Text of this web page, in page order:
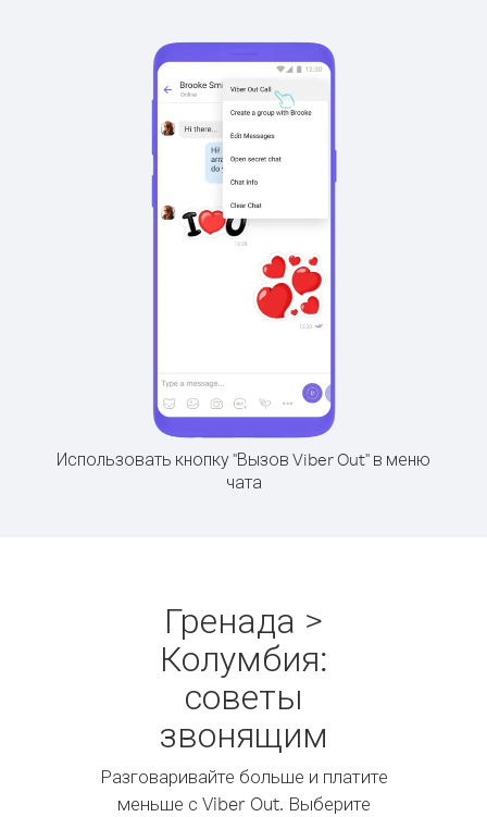
Использовать кнопку "Вызов Viber Out" в меню
чата
Гренада >
Колумбия:
советы
звонящим
Разговаривайте больше и платите
меньше с Viber Out. Выберите